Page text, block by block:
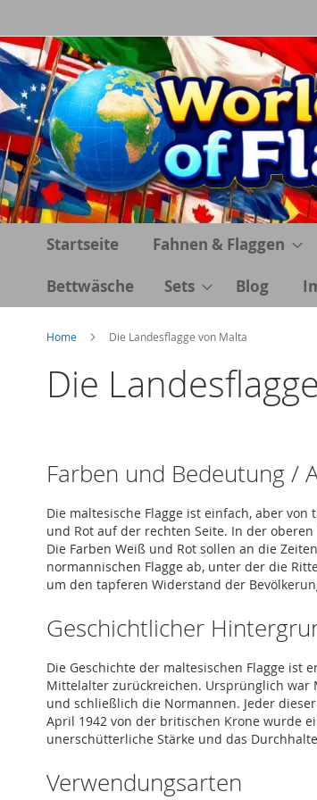
zum
Inhalt
Startseite Fahnen & Flaggen
Bettwäsche Sets Blog
Home Die Landesflagge von Malta
Die
Farben und Bedeutung /
Die maltesische Flagge ist einfach, aber
und Rot auf der rechten Seite. In der
Die Farben Weiß und Rot sollen an die
normannischen Flagge ab, unter der die
um den tapferen Widerstand der
Geschichtlicher
Die Geschichte der maltesischen Flagge ist
Mittelalter zurückreichen. Ursprünglich war
und schließlich die Normannen. Jeder
April 1942 von der britischen Krone wurde
unerschütterliche Stärke und das
Verwendungsarten